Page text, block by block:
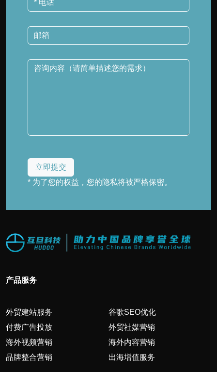
* 为了您的权益，您的隐私将被严格保密。
产品服务
外贸建站服务
谷歌SEO优化
付费广告投放
外贸社媒营销
海外视频营销
海外内容营销
品牌整合营销
出海增值服务